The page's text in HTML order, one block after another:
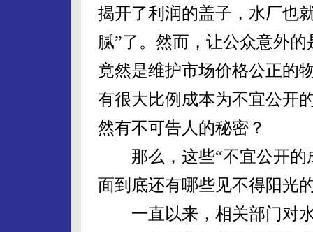
揭开了利润的盖子，水厂也
腻”了。然而，让公众意外
竟然是维护市场价格公正的
有很大比例成本为不宜公
然有不可告人的秘密？
那么，这些“不宜公开的
面到底还有哪些见不得阳光
一直以来，相关部门对水